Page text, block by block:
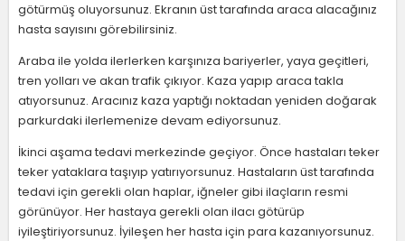
götürmüş oluyorsunuz. Ekranın üst tarafında araca alacağınız
hasta sayısını görebilirsiniz.
Araba ile yolda ilerlerken karşınıza bariyerler, yaya geçitleri,
tren yolları ve akan trafik çıkıyor. Kaza yapıp araca takla
atıyorsunuz. Aracınız kaza yaptığı noktadan yeniden doğarak
parkurdaki ilerlemenize devam ediyorsunuz.
İkinci aşama tedavi merkezinde geçiyor. Önce hastaları teker
teker yataklara taşıyıp yatırıyorsunuz. Hastaların üst tarafında
tedavi için gerekli olan haplar, iğneler gibi ilaçların resmi
görünüyor. Her hastaya gerekli olan ilacı götürüp
iyileştiriyorsunuz. İyileşen her hasta için para kazanıyorsunuz.